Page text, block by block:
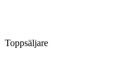
Toppsäljare